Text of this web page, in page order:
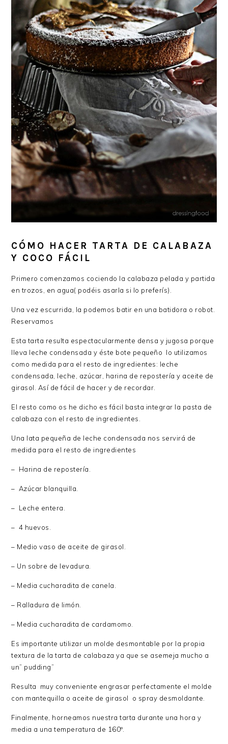
CÓMO HACER TARTA DE CALABAZA
Y COCO FÁCIL
Primero comenzamos cociendo la calabaza pelada y partida
en trozos, en agua( podéis asarla si lo preferís).
Una vez escurrida, la podemos batir en una batidora o robot.
Reservamos
Esta tarta resulta espectacularmente densa y jugosa porque
lleva leche condensada y éste bote pequeño lo utilizamos
como medida para el resto de ingredientes: leche
condensada, leche, azúcar, harina de repostería y aceite de
girasol. Así de fácil de hacer y de recordar.
El resto como os he dicho es fácil basta integrar la pasta de
calabaza con el resto de ingredientes.
Una lata pequeña de leche condensada nos servirá de
medida para el resto de ingredientes
– Harina de repostería.
– Azúcar blanquilla.
– Leche entera.
– 4 huevos.
– Medio vaso de aceite de girasol.
– Un sobre de levadura.
– Media cucharadita de canela.
– Ralladura de limón.
– Media cucharadita de cardamomo.
Es importante utilizar un molde desmontable por la propia
textura de la tarta de calabaza ya que se asemeja mucho a
un” pudding”
Resulta muy conveniente engrasar perfectamente el molde
con mantequilla o aceite de girasol o spray desmoldante.
Finalmente, horneamos nuestra tarta durante una hora y
media a una temperatura de 160º.